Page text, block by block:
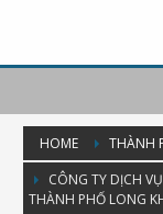
HOME
THÀNH
CÔNG TY DỊCH
THÀNH PHỐ LONG